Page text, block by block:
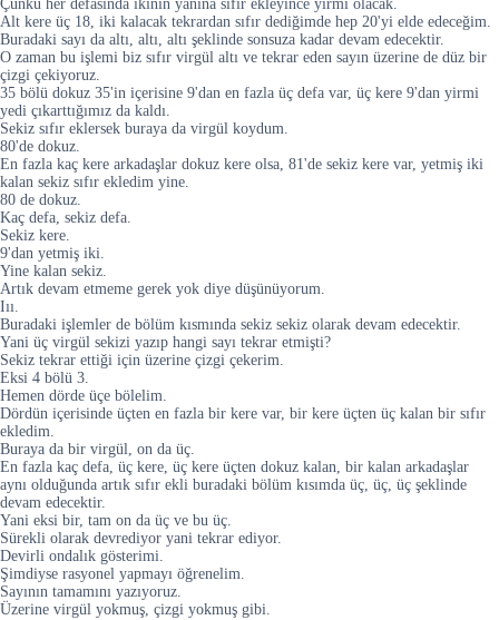
Çünkü her defasında ikinin yanına sıfır ekleyince yirmi olacak.
Alt kere üç 18, iki kalacak tekrardan sıfır dediğimde hep 20'yi elde edeceğim.
Buradaki sayı da altı, altı, altı şeklinde sonsuza kadar devam edecektir.
O zaman bu işlemi biz sıfır virgül altı ve tekrar eden sayın üzerine de düz bir
çizgi çekiyoruz.
35 bölü dokuz 35'in içerisine 9'dan en fazla üç defa var, üç kere 9'dan yirmi
yedi çıkarttığımız da kaldı.
Sekiz sıfır eklersek buraya da virgül koydum.
80'de dokuz.
En fazla kaç kere arkadaşlar dokuz kere olsa, 81'de sekiz kere var, yetmiş iki
kalan sekiz sıfır ekledim yine.
80 de dokuz.
Kaç defa, sekiz defa.
Sekiz kere.
9'dan yetmiş iki.
Yine kalan sekiz.
Artık devam etmeme gerek yok diye düşünüyorum.
Iıı.
Buradaki işlemler de bölüm kısmında sekiz sekiz olarak devam edecektir.
Yani üç virgül sekizi yazıp hangi sayı tekrar etmişti?
Sekiz tekrar ettiği için üzerine çizgi çekerim.
Eksi 4 bölü 3.
Hemen dörde üçe bölelim.
Dördün içerisinde üçten en fazla bir kere var, bir kere üçten üç kalan bir sıfır
ekledim.
Buraya da bir virgül, on da üç.
En fazla kaç defa, üç kere, üç kere üçten dokuz kalan, bir kalan arkadaşlar
aynı olduğunda artık sıfır ekli buradaki bölüm kısımda üç, üç, üç şeklinde
devam edecektir.
Yani eksi bir, tam on da üç ve bu üç.
Sürekli olarak devrediyor yani tekrar ediyor.
Devirli ondalık gösterimi.
Şimdiyse rasyonel yapmayı öğrenelim.
Sayının tamamını yazıyoruz.
Üzerine virgül yokmuş, çizgi yokmuş gibi.